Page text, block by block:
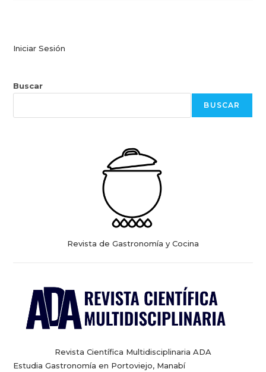
Iniciar Sesión
Buscar
BUSCAR
Revista de Gastronomía y Cocina
Revista Científica Multidisciplinaria ADA
Estudia Gastronomía en Portoviejo, Manabí